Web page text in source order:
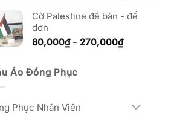
từ
đến
270,000₫
Cờ Palestine để bàn - đế
đơn
80,000₫ – 270,000₫Khoảng
Áo Đồng Phục
Phục Nhân Viên